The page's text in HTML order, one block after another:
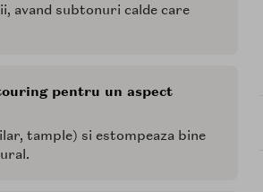
avand subtonuri calde care
pentru un aspect
tample) si estompeaza bine